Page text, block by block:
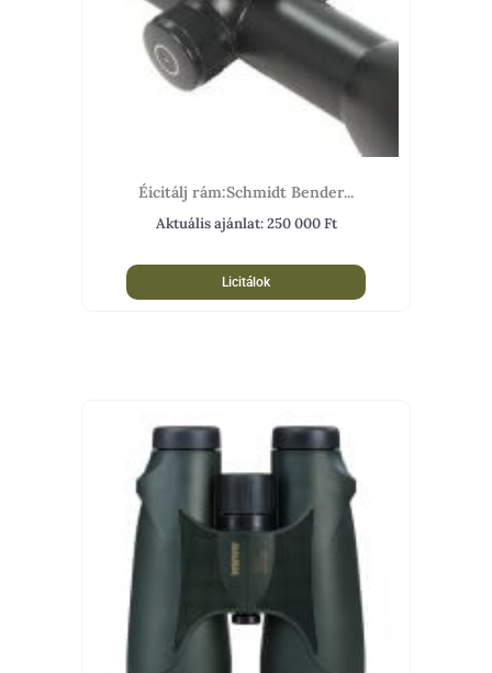
Éicitálj rám:Schmidt Bender...
Aktuális ajánlat:250 000Ft
Licitálok